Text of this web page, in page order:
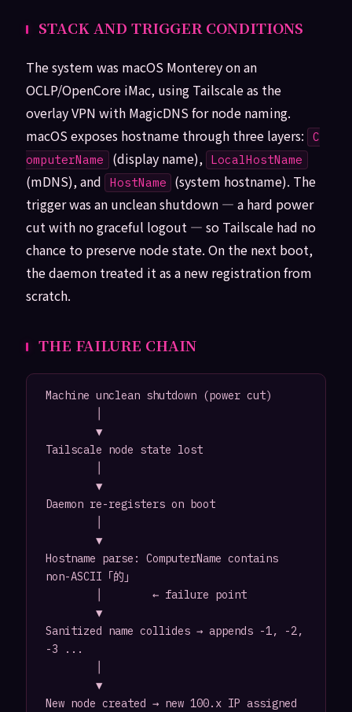
STACK AND TRIGGER CONDITIONS
The system was macOS Monterey on an
OCLP/OpenCore iMac, using Tailscale as the
overlay VPN with MagicDNS for node naming.
macOS exposes hostname through three layers:
C
omputerName (display name), LocalHostName
(mDNS), and HostName
(system hostname). The
trigger was an unclean shutdown — a hard power
cut with no graceful logout — so Tailscale had no
chance to preserve node state. On the next boot,
the daemon treated it as a new registration from
scratch.
THE FAILURE CHAIN
Machine unclean shutdown (power cut)
Tailscale node state lost
Daemon re-registers on boot
Hostname parse: ComputerName contains
non-ASCII「的」
Sanitized name collides → appends -1, -2,
-3 ...
New node created → new 100.x IP assigned